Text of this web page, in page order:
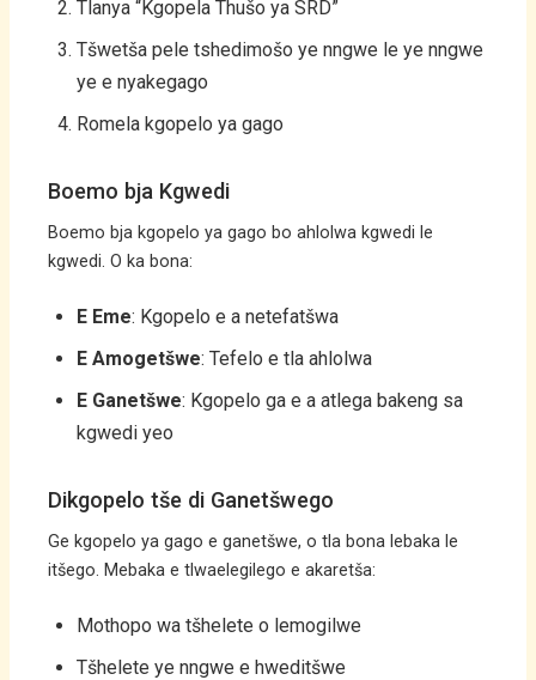
Tlanya “Kgopela Thušo ya SRD”
Tšwetša pele tshedimošo ye nngwe le ye nngwe
ye e nyakegago
Romela kgopelo ya gago
Boemo bja Kgwedi
Boemo bja kgopelo ya gago bo ahlolwa kgwedi le
kgwedi. O ka bona:
E Eme: Kgopelo e a netefatšwa
E Amogetšwe: Tefelo e tla ahlolwa
E Ganetšwe: Kgopelo ga e a atlega bakeng sa
kgwedi yeo
Dikgopelo tše di Ganetšwego
Ge kgopelo ya gago e ganetšwe, o tla bona lebaka le
itšego. Mebaka e tlwaelegilego e akaretša:
Mothopo wa tšhelete o lemogilwe
Tšhelete ye nngwe e hweditšwe